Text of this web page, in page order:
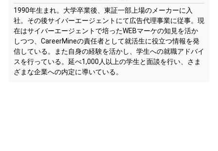
1990年生まれ。大学卒業後、東証一部上場のメーカーに入
社。その後サイバーエージェントにて広告代理事業に従事。現
在はサイバーエージェントで培ったWEBマーケの知見を活か
しつつ、CareerMineの責任者として就活生に役立つ情報を発
信している。また自身の経験を活かし、学生への就職アドバイ
スを行っている。延べ1,000人以上の学生と面談を行い、さま
ざまな企業への内定に導いている。